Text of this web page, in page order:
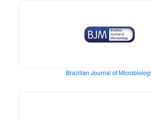
Brazilian Journal of